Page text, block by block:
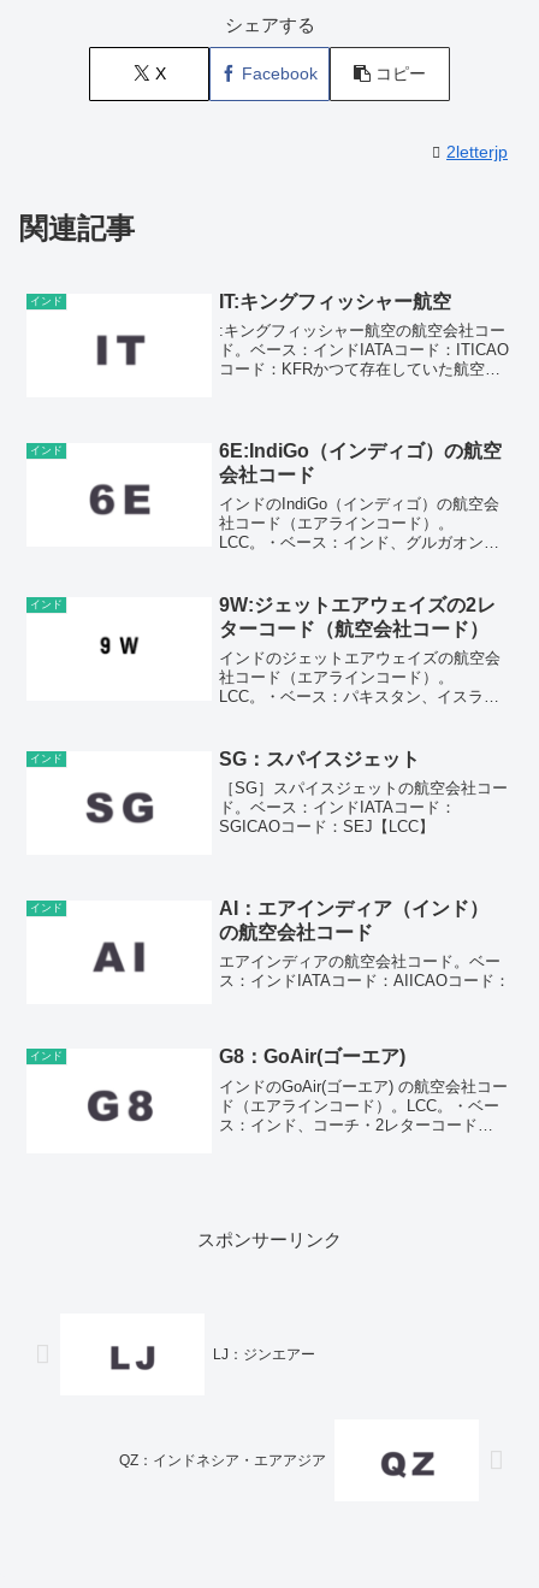
シェアする
X Facebook コピー
2letterjp
関連記事
インド IT:キングフィッシャー航空
:キングフィッシャー航空の航空会社コー
ド。ベース：インドIATAコード：ITICAO
コード：KFRかつて存在していた航空会
インド
6E:IndiGo（インディゴ）の航空
会社コード
インドのIndiGo（インディゴ）の航空会
社コード（エアラインコード）。
LCC。・ベース：インド、グルガオン・
Gurgaon, Harya...
インド
9W:ジェットエアウェイズの2レ
ターコード（航空会社コード）
インドのジェットエアウェイズの航空会
社コード（エアラインコード）。
LCC。・ベース：パキスタン、イスラマ
JAI※2019年より運航停止中Airline cod...
インド SG：スパイスジェット
［SG］スパイスジェットの航空会社コー
ド。ベース：インドIATAコード：
SGICAOコード：SEJ【LCC】
インド
AI：エアインディア（インド）
の航空会社コード
エアインディアの航空会社コード。ベー
ス：インドIATAコード：AIICAOコード：
インド G8：GoAir(ゴーエア)
インドのGoAir(ゴーエア) の航空会社コー
ド（エアラインコード）。LCC。・ベー
ス：インド、コーチ・2レターコード
スポンサーリンク
LJ：ジンエアー
QZ：インドネシア・エアアジア